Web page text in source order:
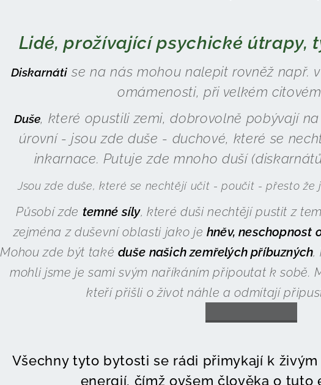
Lidé, prožívající psychické útrapy,
Diskarnáti se na nás mohou nalepit rovněž např.
omámenosti, při velkém
Duše, které opustili zemi, dobrovolně pobývají
úrovní - jsou zde duše - duchové, které se
inkarnace. Putuje zde mnoho duší
Jsou zde duše, které se nechtějí učit - poučit - přesto že
Působí zde temné síly, které duši nechtějí pustit z
zejména z duševní oblasti jako je hněv, neschopnost
Mohou zde být také duše našich zemřelých příbuzných,
mohli jsme je sami svým naříkáním připoutat k sobě.
kteří přišli o život náhle a odmítají
Všechny tyto bytosti se rádi přimykají k
energií, čímž ovšem člověka o tuto